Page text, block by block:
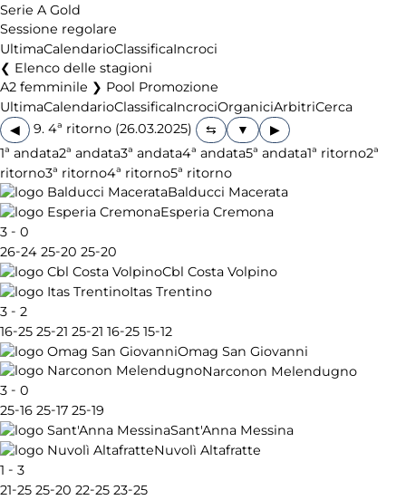
Serie A Gold
Sessione regolare
UltimaCalendarioClassificaIncroci
Elenco delle stagioni
A2 femminile ❯ Pool Promozione
UltimaCalendarioClassificaIncrociOrganiciArbitriCerca
◀
9. 4ª ritorno (26.03.2025)
▶
1ª andata2ª andata3ª andata4ª andata5ª andata1ª ritorno2ª
ritorno3ª ritorno4ª ritorno5ª ritorno
Balducci Macerata
Esperia Cremona
3 - 0
26-24 25-20 25-20
Cbl Costa Volpino
Itas Trentino
3 - 2
16-25 25-21 25-21 16-25 15-12
Omag San Giovanni
Narconon Melendugno
3 - 0
25-16 25-17 25-19
Sant'Anna Messina
Nuvolì Altafratte
1 - 3
21-25 25-20 22-25 23-25